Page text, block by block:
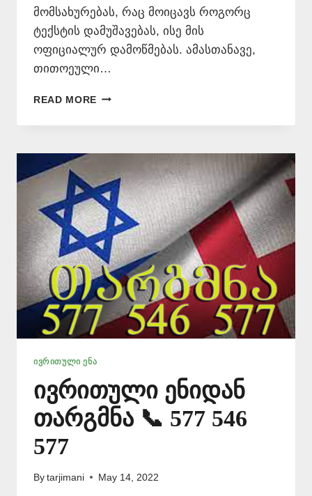
მომსახურებას, რაც მოიცავს როგორც
ტექსტის დამუშავებას, ისე მის
ოფიციალურ დამოწმებას. ამასთანავე,
თითოეული…
READ MORE ᲔᲑᲠᲐᲣᲚᲘ
ᲗᲐᲠᲒᲛᲜᲐ
577
577
ᲘᲕᲠᲘᲗᲣᲚᲘ ᲔᲜᲐ
ივრითული ენიდან
თარგმნა 📞 577 546
577
By tarjimani May 14, 2022